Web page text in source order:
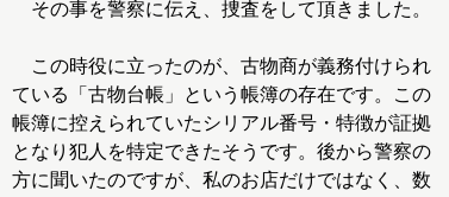
その事を警察に伝え、捜査をして頂きました。
この時役に立ったのが、古物商が義務付けられ
ている「古物台帳」という帳簿の存在です。この
帳簿に控えられていたシリアル番号・特徴が証拠
となり犯人を特定できたそうです。後から警察の
方に聞いたのですが、私のお店だけではなく、数